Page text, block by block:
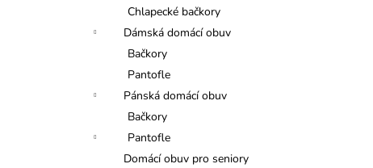
Chlapecké bačkory
Dámská domácí obuv
Bačkory
Pantofle
Pánská domácí obuv
Bačkory
Pantofle
Domácí obuv pro seniory